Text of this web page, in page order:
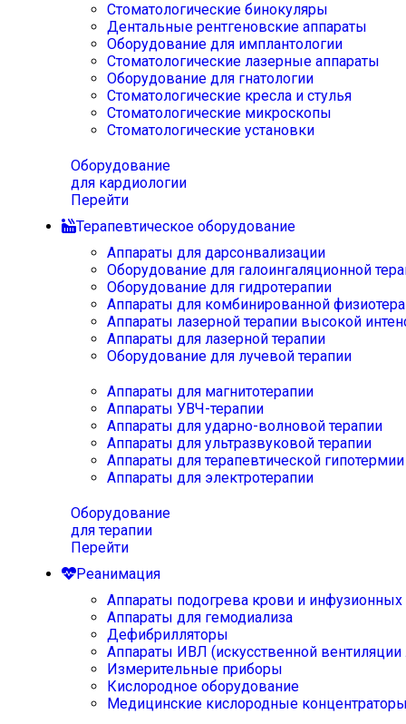
Стоматологические бинокуляры
Дентальные рентгеновские аппараты
Оборудование для имплантологии
Стоматологические лазерные аппараты
Оборудование для гнатологии
Стоматологические кресла и стулья
Стоматологические микроскопы
Стоматологические установки
Оборудование
для кардиологии
Перейти
Терапевтическое оборудование
Аппараты для дарсонвализации
Оборудование для галоингаляционной
Оборудование для гидротерапии
Аппараты для комбинированной
Аппараты лазерной терапии высокой
Аппараты для лазерной терапии
Оборудование для лучевой терапии
Аппараты для магнитотерапии
Аппараты УВЧ-терапии
Аппараты для ударно-волновой терапии
Аппараты для ультразвуковой терапии
Аппараты для терапевтической
Аппараты для электротерапии
Оборудование
для терапии
Перейти
Реанимация
Аппараты подогрева крови и инфузионных
Аппараты для гемодиализа
Дефибрилляторы
Аппараты ИВЛ (искусственной вентиляции
Измерительные приборы
Кислородное оборудование
Медицинские кислородные